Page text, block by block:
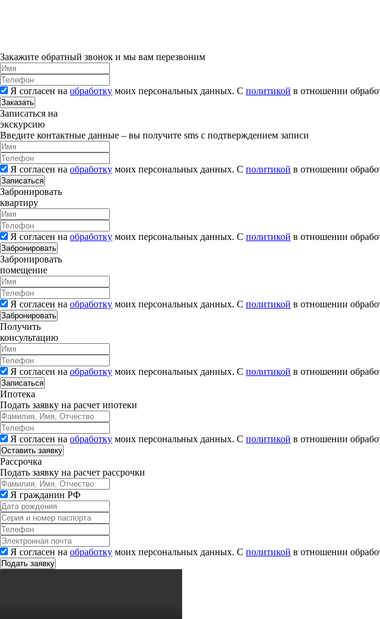
Закажите обратный звонок и мы вам перезвоним
Я согласен на обработку моих персональных данных. С политикой в отношении
Заказать
Записаться на
экскурсию
Введите контактные данные – вы получите sms с подтверждением записи
Я согласен на обработку моих персональных данных. С политикой в отношении
Записаться
Забронировать
квартиру
Я согласен на обработку моих персональных данных. С политикой в отношении
Забронировать
Забронировать
помещение
Я согласен на обработку моих персональных данных. С политикой в отношении
Забронировать
Получить
консультацию
Я согласен на обработку моих персональных данных. С политикой в отношении
Записаться
Ипотека
Подать заявку на расчет ипотеки
Я согласен на обработку моих персональных данных. С политикой в отношении
Рассрочка
Подать заявку на расчет рассрочки
Я гражданин РФ
Я согласен на обработку моих персональных данных. С политикой в отношении